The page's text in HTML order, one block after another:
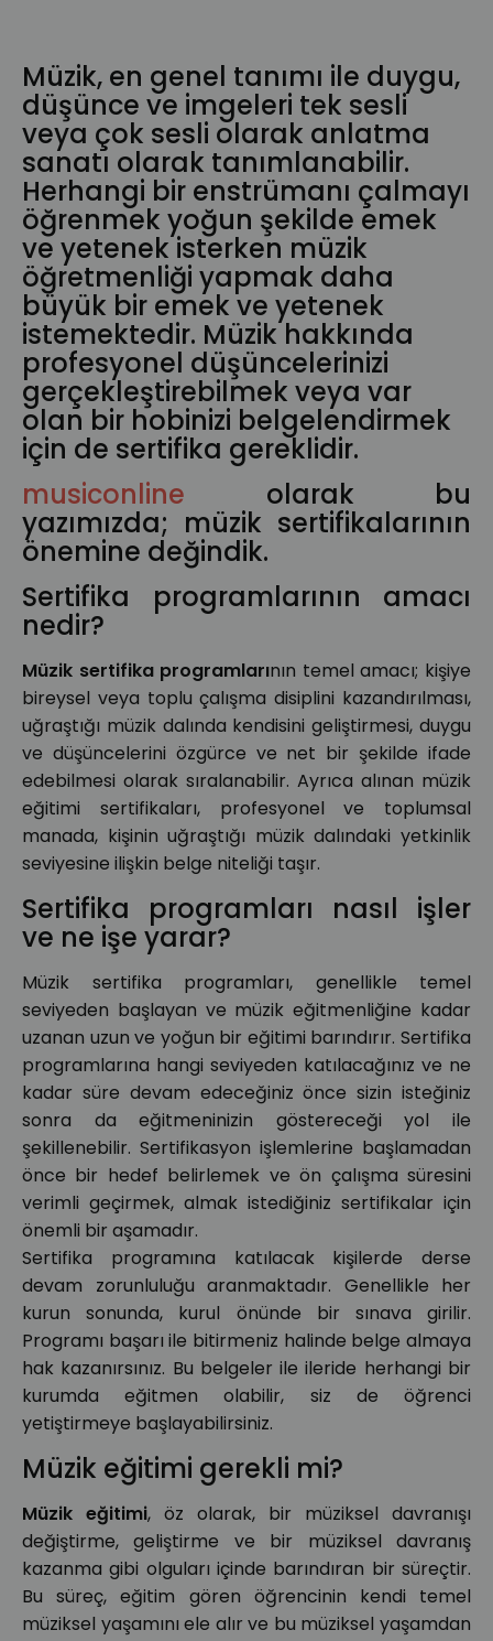
Müzik, en genel tanımı ile duygu,
düşünce ve imgeleri tek sesli
veya çok sesli olarak anlatma
sanatı olarak tanımlanabilir.
Herhangi bir enstrümanı çalmayı
öğrenmek yoğun şekilde emek
ve yetenek isterken müzik
öğretmenliği yapmak daha
büyük bir emek ve yetenek
istemektedir. Müzik hakkında
profesyonel düşüncelerinizi
gerçekleştirebilmek veya var
olan bir hobinizi belgelendirmek
için de sertifika gereklidir.
musiconline olarak bu
yazımızda; müzik sertifikalarının
önemine değindik.
Sertifika programlarının amacı
nedir?
Müzik sertifika programlarının temel amacı; kişiye
bireysel veya toplu çalışma disiplini kazandırılması,
uğraştığı müzik dalında kendisini geliştirmesi, duygu
ve düşüncelerini özgürce ve net bir şekilde ifade
edebilmesi olarak sıralanabilir. Ayrıca alınan müzik
eğitimi sertifikaları, profesyonel ve toplumsal
manada, kişinin uğraştığı müzik dalındaki yetkinlik
seviyesine ilişkin belge niteliği taşır.
Sertifika programları nasıl işler
ve ne işe yarar?
Müzik sertifika programları, genellikle temel
seviyeden başlayan ve müzik eğitmenliğine kadar
uzanan uzun ve yoğun bir eğitimi barındırır. Sertifika
programlarına hangi seviyeden katılacağınız ve ne
kadar süre devam edeceğiniz önce sizin isteğiniz
sonra da eğitmeninizin göstereceği yol ile
şekillenebilir. Sertifikasyon işlemlerine başlamadan
önce bir hedef belirlemek ve ön çalışma süresini
verimli geçirmek, almak istediğiniz sertifikalar için
önemli bir aşamadır.
Sertifika programına katılacak kişilerde derse
devam zorunluluğu aranmaktadır. Genellikle her
kurun sonunda, kurul önünde bir sınava girilir.
Programı başarı ile bitirmeniz halinde belge almaya
hak kazanırsınız. Bu belgeler ile ileride herhangi bir
kurumda eğitmen olabilir, siz de öğrenci
yetiştirmeye başlayabilirsiniz.
Müzik eğitimi gerekli mi?
Müzik eğitimi, öz olarak, bir müziksel davranışı
değiştirme, geliştirme ve bir müziksel davranış
kazanma gibi olguları içinde barındıran bir süreçtir.
Bu süreç, eğitim gören öğrencinin kendi temel
müziksel yaşamını ele alır ve bu müziksel yaşamdan